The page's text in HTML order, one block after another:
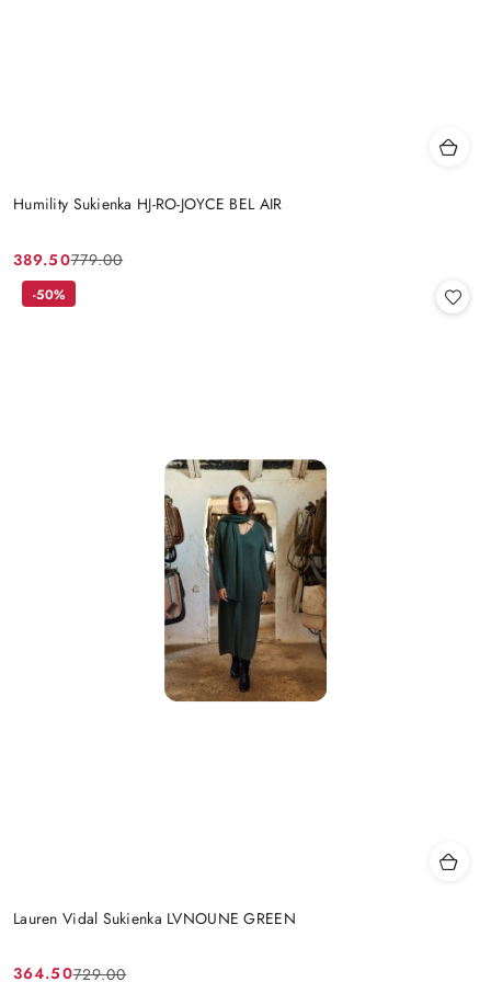
Humility Sukienka HJ-RO-JOYCE BEL AIR
Cena
promocyjna:
389.50
Cena
przed
779.00
Lauren Vidal Sukienka LVNOUNE GREEN
364.50729.00
-50%